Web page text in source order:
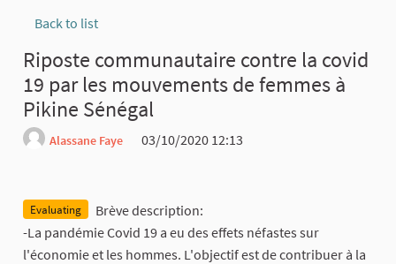
Back to list
Riposte communautaire contre la covid
19 par les mouvements de femmes à
Pikine Sénégal
Alassane Faye
03/10/2020 12:13
Evaluating
Brève description:
-La pandémie Covid 19 a eu des effets néfastes sur
l'économie et les hommes. L'objectif est de contribuer à la